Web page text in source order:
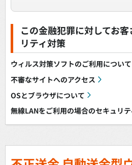
この金融犯罪に対してお
リティ対策
ウィルス対策ソフトのご利用について
不審なサイトへのアクセス
OSとブラウザについて
無線LANをご利用の場合のセキュリ